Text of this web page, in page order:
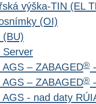
výška-TIN (EL
(OI)
(BU)
Server
– ZABAGED®
– ZABAGED®
- nad daty